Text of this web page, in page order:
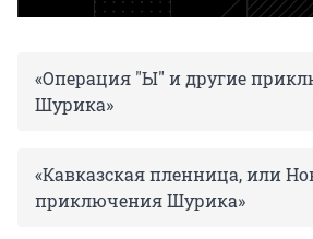
«Операция "Ы" и другие
Шурика»
«Кавказская пленница, или
приключения Шурика»